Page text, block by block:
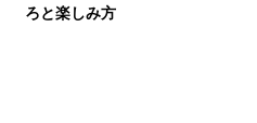
ろと楽しみ方